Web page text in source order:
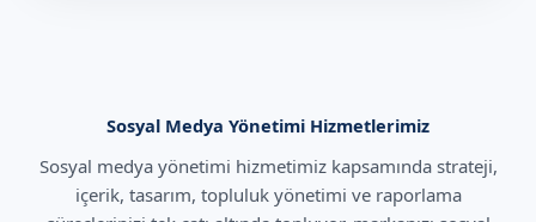
Sosyal Medya Yönetimi Hizmetlerimiz
Sosyal medya yönetimi hizmetimiz kapsamında strateji,
içerik, tasarım, topluluk yönetimi ve raporlama